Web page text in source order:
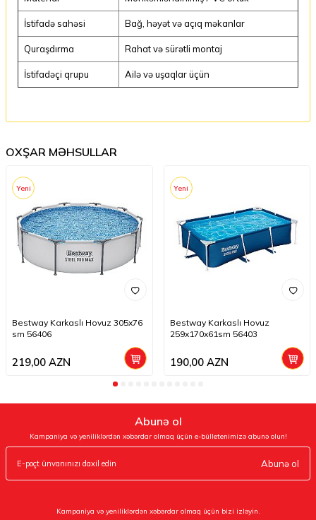
İstifadə sahəsi Bağ, həyət və açıq məkanlar
Quraşdırma Rahat və sürətli montaj
İstifadəçi qrupu Ailə və uşaqlar üçün
OXŞAR MƏHSULLAR
Yeni
Bestway Karkaslı Hovuz 305x76
sm 56406
219,00 AZN
Yeni
Bestway Karkaslı Hovuz
259x170x61sm 56403
190,00AZN
Abunə ol
Kampaniya və yeniliklərdən xəbərdar olmaq üçün e-bülletenimizə abunə olun!
Abunə ol
Kampaniya və yeniliklərdən xəbərdar olmaq üçün bizi izləyin.